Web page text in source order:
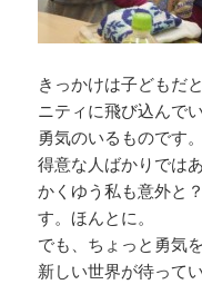
きっかけは子どもだ
ニティに飛び込んで
勇気のいるものです。
得意な人ばかりでは
かくゆう私も意外と
す。ほんとに。
でも、ちょっと勇気
新しい世界が待って